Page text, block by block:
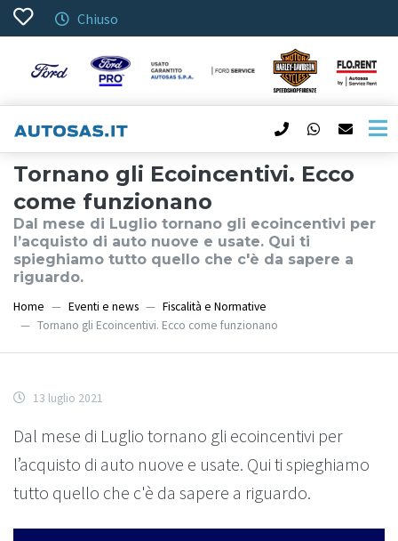
Chiuso
Tornano gli Ecoincentivi. Ecco
come funzionano
Dal mese di Luglio tornano gli ecoincentivi per
l’acquisto di auto nuove e usate. Qui ti
spieghiamo tutto quello che c'è da sapere a
riguardo.
Home Eventi e news
Fiscalità e Normative
Tornano gli Ecoincentivi. Ecco come funzionano
13 luglio 2021
Dal mese di Luglio tornano gli ecoincentivi per
l’acquisto di auto nuove e usate. Qui ti spieghiamo
tutto quello che c'è da sapere a riguardo.